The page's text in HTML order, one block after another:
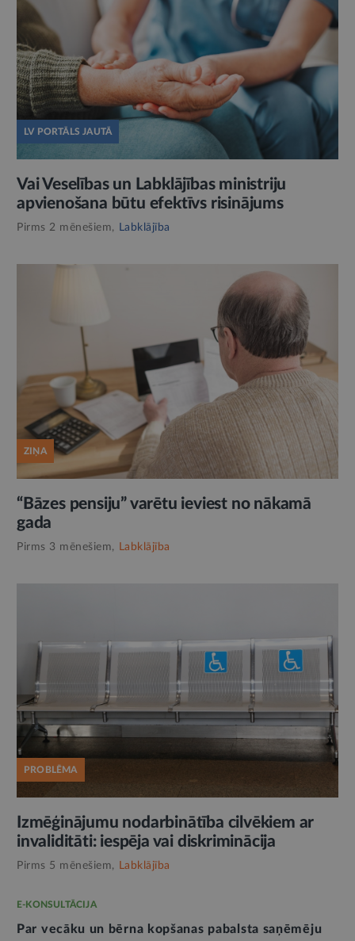
LV PORTĀLS JAUTĀ
Vai Veselības un Labklājības ministriju
apvienošana būtu efektīvs risinājums
Pirms 2 mēnešiem, Labklājība
ZIŅA
“Bāzes pensiju” varētu ieviest no nākamā
gada
Pirms 3 mēnešiem, Labklājība
PROBLĒMA
Izmēģinājumu nodarbinātība cilvēkiem ar
invaliditāti: iespēja vai diskriminācija
Pirms 5 mēnešiem, Labklājība
E-KONSULTĀCIJA
Par vecāku un bērna kopšanas pabalsta saņēmēju